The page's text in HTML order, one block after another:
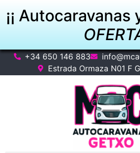
¡¡
VER
+34 650 146 883
Estrada Ormaza N01 F